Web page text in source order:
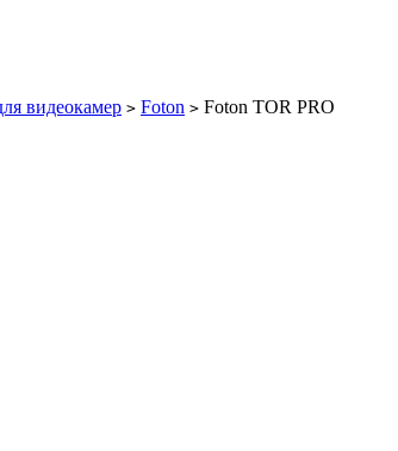
видеокамер > Foton > Foton TOR PRO